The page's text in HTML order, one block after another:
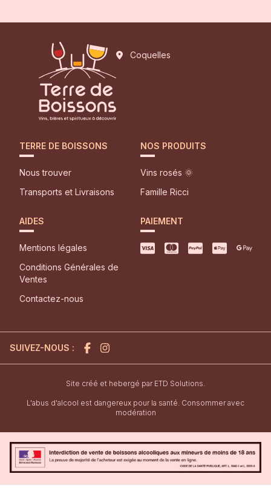
Coquelles
TERRE DE BOISSONS
Nous trouver
Transports et Livraisons
NOS PRODUITS
Vins rosés 🌞
Famille Ricci
AIDES
Mentions légales
Conditions Générales de
Ventes
Contactez-nous
PAIEMENT
SUIVEZ-NOUS :
Site créé et hebergé parl'agence de création de site
ETD Solutions.
L'abus d'alcool est dangereux pour la santé. Consommer avec
modération